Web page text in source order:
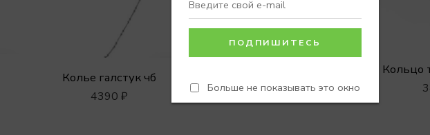
Больше не показывать это окно
Колье галстук чб
4390 ₽
Кольцо